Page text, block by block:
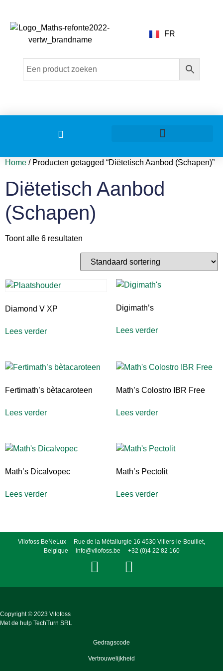
FR
Home / Producten getagged “Diëtetisch Aanbod (Schapen)”
Diëtetisch Aanbod
(Schapen)
Toont alle 6 resultaten
Diamond V XP
Lees verder
Digimath’s
Lees verder
Fertimath’s bètacaroteen
Lees verder
Math’s Colostro IBR Free
Lees verder
Math’s Dicalvopec
Lees verder
Math’s Pectolit
Lees verder
Vilofoss BeNeLux Rue de la Métallurgie 16 4530 Villers-le-Bouillet,
Belgique
info@vilofoss.be +32 (0)4 22 82 160
Copyright © 2023 Vilofoss
Met de hulp TechTurn SRL
Gedragscode
Vertrouwelijkheid